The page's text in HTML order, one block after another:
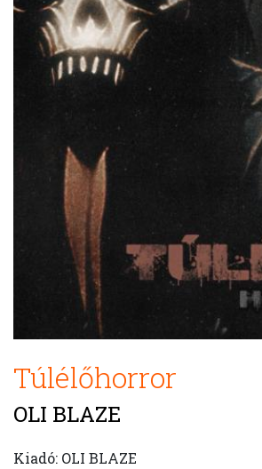
Túlélőhorror
OLI BLAZE
Kiadó: OLI BLAZE